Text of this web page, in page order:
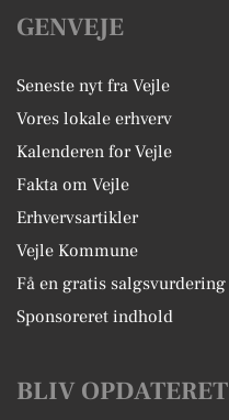
GENVEJE
Seneste nyt fra Vejle
Vores lokale erhverv
Kalenderen for Vejle
Fakta om Vejle
Erhvervsartikler
Vejle Kommune
Få en gratis salgsvurdering
Sponsoreret indhold
BLIV OPDATERET